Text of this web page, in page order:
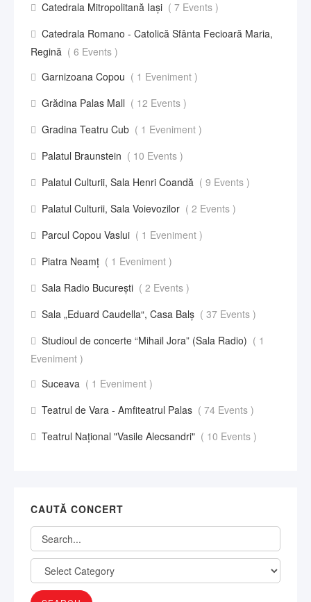
Catedrala Mitropolitană Iași ( 7 Events )
Catedrala Romano - Catolică Sfânta Fecioară Maria,
Regină ( 6 Events )
Garnizoana Copou ( 1 Eveniment )
Grădina Palas Mall ( 12 Events )
Gradina Teatru Cub ( 1 Eveniment )
Palatul Braunstein ( 10 Events )
Palatul Culturii, Sala Henri Coandă ( 9 Events )
Palatul Culturii, Sala Voievozilor ( 2 Events )
Parcul Copou Vaslui ( 1 Eveniment )
Piatra Neamț ( 1 Eveniment )
Sala Radio București ( 2 Events )
Sala „Eduard Caudella“, Casa Balş ( 37 Events )
Studioul de concerte “Mihail Jora” (Sala Radio) ( 1
Eveniment )
Suceava ( 1 Eveniment )
Teatrul de Vara - Amfiteatrul Palas ( 74 Events )
Teatrul Național "Vasile Alecsandri" ( 10 Events )
CAUTĂ CONCERT